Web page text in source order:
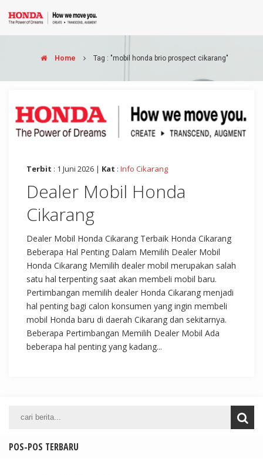
Home Tag : "mobil honda brio prospect cikarang"
Terbit : 1 Juni 2026 | Kat : Info Cikarang
Dealer Mobil Honda
Cikarang
Dealer Mobil Honda Cikarang Terbaik Honda Cikarang
Beberapa Hal Penting Dalam Memilih Dealer Mobil
Honda Cikarang Memilih dealer mobil merupakan salah
satu hal terpenting saat akan membeli mobil baru.
Pertimbangan memilih dealer Honda Cikarang menjadi
hal penting bagi calon konsumen yang ingin membeli
mobil Honda baru di daerah Cikarang dan sekitarnya.
Beberapa Pertimbangan Memilih Dealer Mobil Ada
beberapa hal penting yang kadang...
POS-POS TERBARU